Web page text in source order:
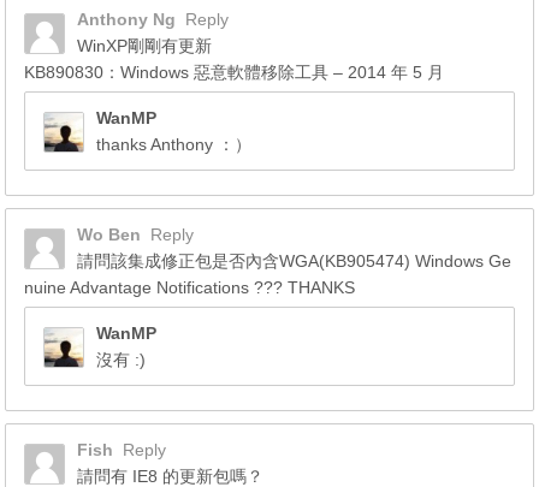
Anthony Ng
Reply
WinXP剛剛有更新
KB890830：Windows 惡意軟體移除工具 – 2014 年 5 月
WanMP
thanks Anthony ：）
Wo Ben
Reply
請問該集成修正包是否內含WGA(KB905474) Windows Ge
nuine Advantage Notifications ??? THANKS
WanMP
沒有 :)
Fish
Reply
請問有 IE8 的更新包嗎？